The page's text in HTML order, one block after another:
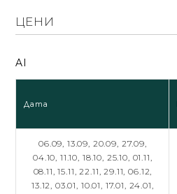
ЦЕНИ
AI
Дата
06.09, 13.09, 20.09, 27.09,
04.10, 11.10, 18.10, 25.10, 01.11,
08.11,15.11,22.11,29.11,06.12,
13.12, 03.01, 10.01, 17.01, 24.01,